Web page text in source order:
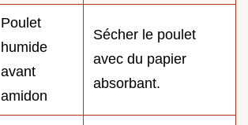
Poulet
humide
avant
amidon
Sécher le poulet
avec du papier
absorbant.